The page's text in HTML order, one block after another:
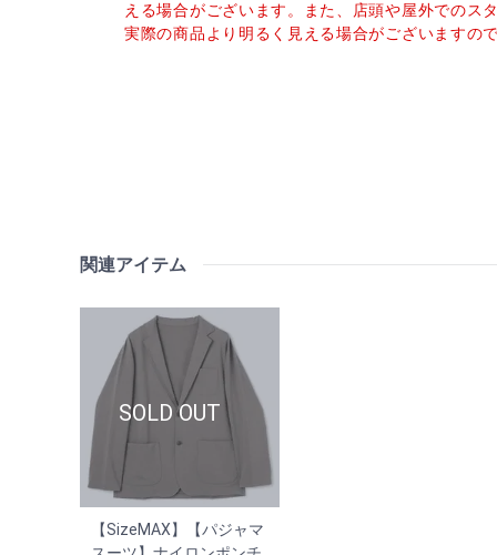
える場合がございます。また、店頭や屋外でのス
実際の商品より明るく見える場合がございますの
関連アイテム
【SizeMAX】【パジャマ